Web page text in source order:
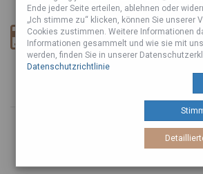
ZAHLUNGSART
von Tuli A Tuli
Ende jeder Seite erteilen, ablehnen oder
„Ich stimme zu“ klicken, können Sie unserer
Cookies zustimmen. Weitere Informationen
Informationen gesammelt und wie sie mit
werden, finden Sie in unserer
Datenschutzrichtlinie